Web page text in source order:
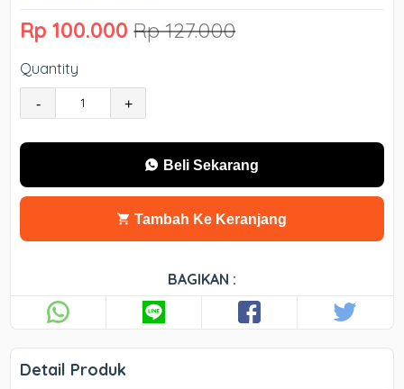
Rp 100.000 Rp 127.000
Quantity
- +
Beli Sekarang
Tambah Ke Keranjang
BAGIKAN :
Detail Produk